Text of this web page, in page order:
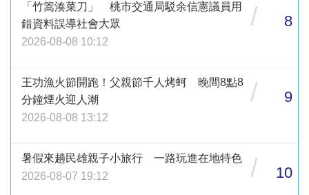
「竹篙湊菜刀」 桃市交通局駁余信憲議員用
錯資料誤導社會大眾
2026-08-08 10:12
/ 8
王功漁火節開跑！父親節千人烤蚵 晚間8點8
分鐘煙火迎人潮
2026-08-08 13:12
/ 9
暑假來趟民雄親子小旅行 一路玩進在地特色
2026-08-07 19:12
/ 10